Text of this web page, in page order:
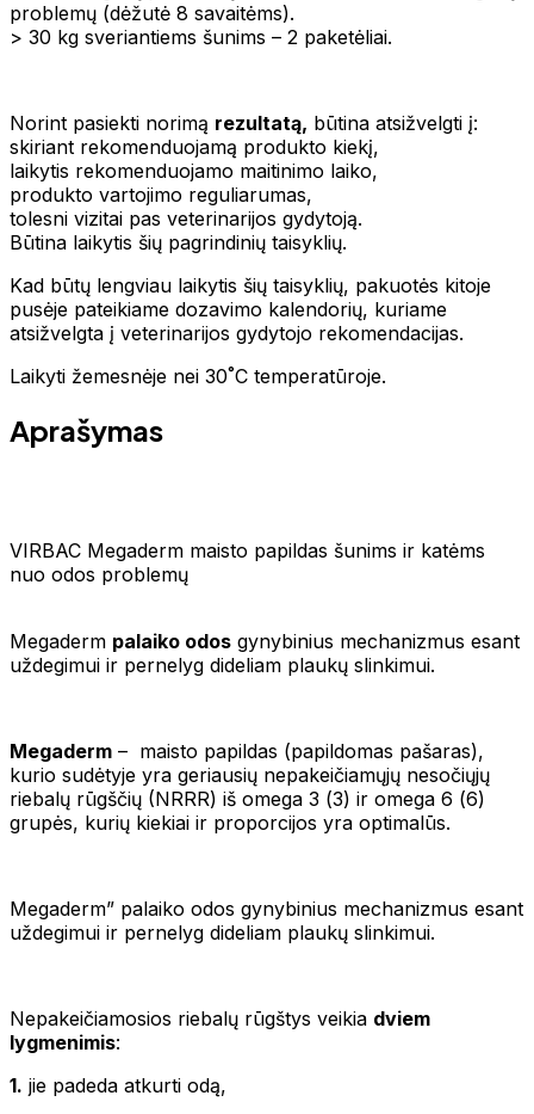
problemų (dėžutė 8 savaitėms).
> 30 kg sveriantiems šunims – 2 paketėliai.
Norint pasiekti norimą rezultatą, būtina atsižvelgti į:
skiriant rekomenduojamą produkto kiekį,
laikytis rekomenduojamo maitinimo laiko,
produkto vartojimo reguliarumas,
tolesni vizitai pas veterinarijos gydytoją.
Būtina laikytis šių pagrindinių taisyklių.
Kad būtų lengviau laikytis šių taisyklių, pakuotės kitoje
pusėje pateikiame dozavimo kalendorių, kuriame
atsižvelgta į veterinarijos gydytojo rekomendacijas.
Laikyti žemesnėje nei 30˚C temperatūroje.
Aprašymas
VIRBAC Megaderm maisto papildas šunims ir katėms
nuo odos problemų
Megaderm palaiko odos gynybinius mechanizmus esant
uždegimui ir pernelyg dideliam plaukų slinkimui.
Megaderm – maisto papildas (papildomas pašaras),
kurio sudėtyje yra geriausių nepakeičiamųjų nesočiųjų
riebalų rūgščių (NRRR) iš omega 3 (Ѡ3) ir omega 6 (Ѡ6)
grupės, kurių kiekiai ir proporcijos yra optimalūs.
Megaderm” palaiko odos gynybinius mechanizmus esant
uždegimui ir pernelyg dideliam plaukų slinkimui.
Nepakeičiamosios riebalų rūgštys veikia dviem
lygmenimis:
1. jie padeda atkurti odą,